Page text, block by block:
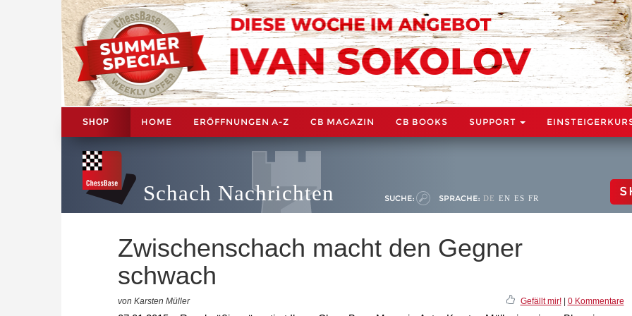
SHOP HOME ERÖFFNUNGEN A-Z CB MAGAZIN CB BOOKS SUPPORT
Schach Nachrichten SUCHE: SPRACHE: DE EN ES FR
Zwischenschach macht den Gegner
schwach
von Karsten Müller Gefällt mir!| 0 Kommentare